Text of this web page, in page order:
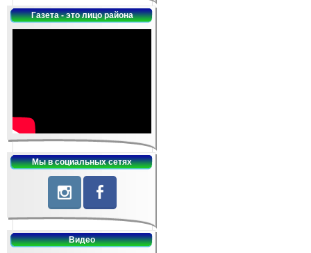
Газета - это лицо района
Мы в социальных сетях
Видео